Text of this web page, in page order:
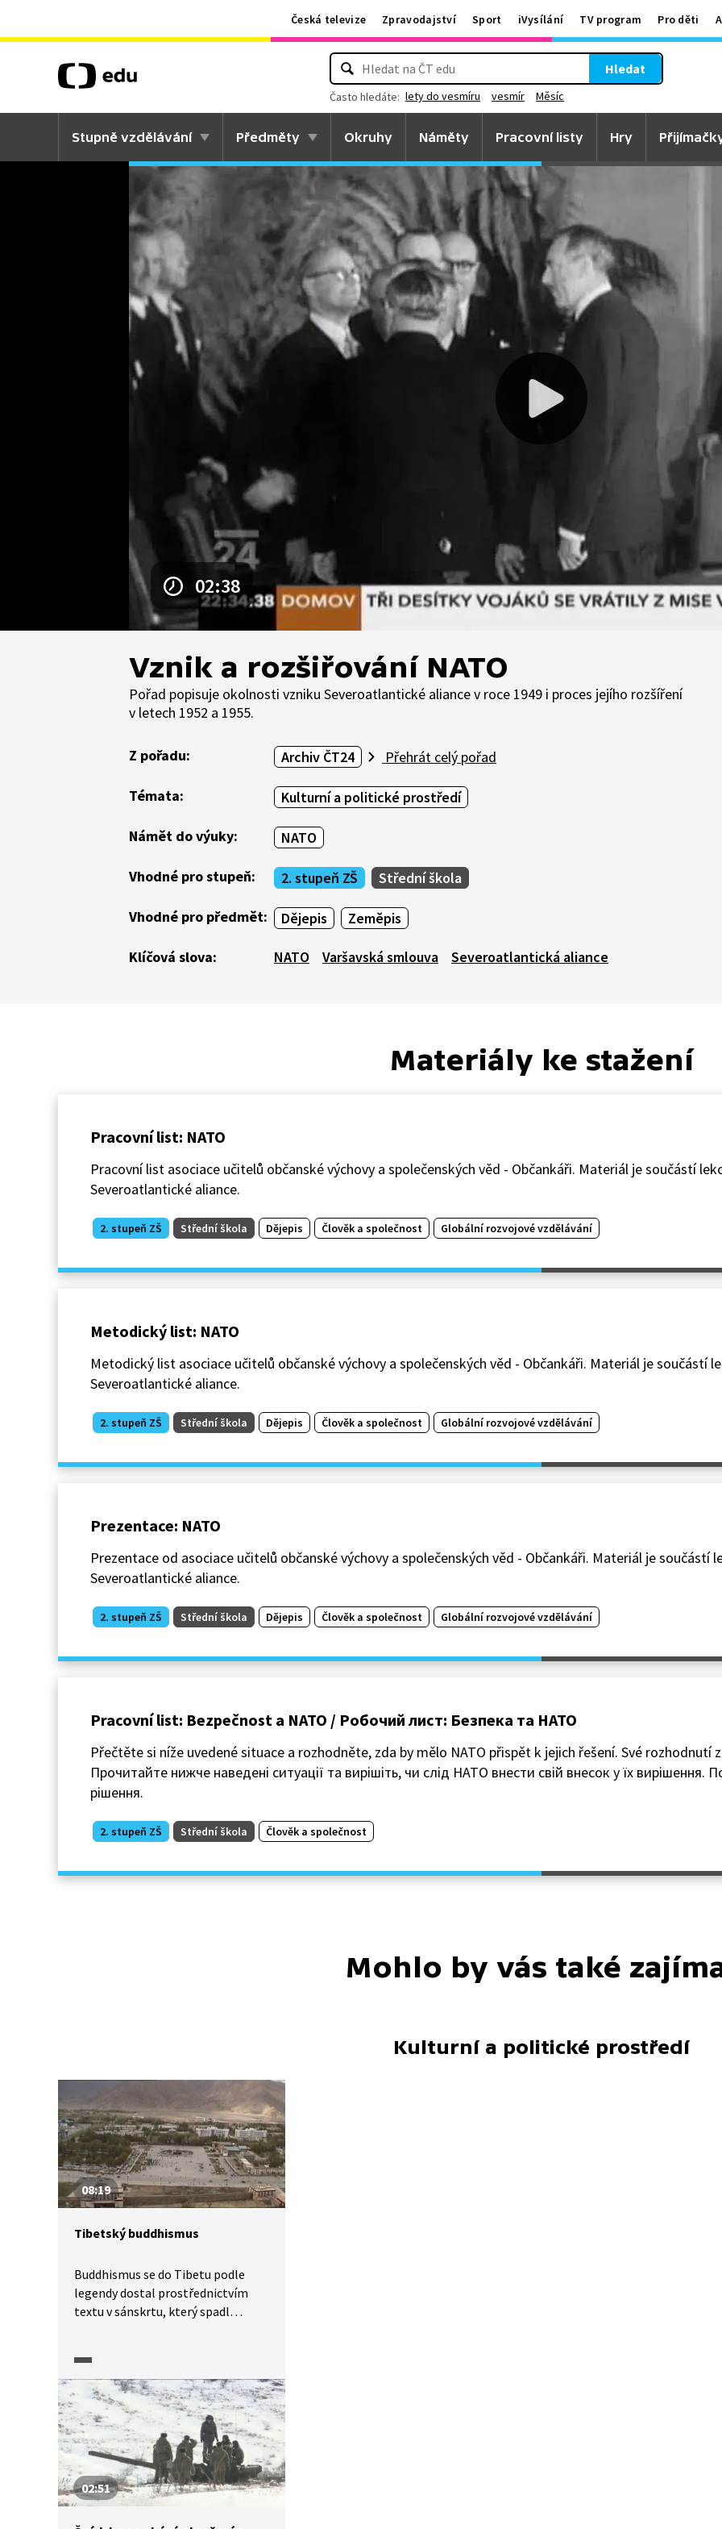
Česká televize Zpravodajství Sport iVysílání TV program Pro děti
Hledat
Často hledáte: lety do vesmíru vesmír Měsíc
Stupně vzdělávání Předměty Okruhy Náměty Pracovní listy Hry
02:38
Vznik a rozšiřování NATO
Pořad popisuje okolnosti vzniku Severoatlantické aliance v roce 1949 i proces jejího rozšíření
v letech 1952 a 1955.
Z pořadu: Archiv ČT24 Přehrát celý pořad
Témata: Kulturní a politické prostředí
Námět do výuky: NATO
Vhodné pro stupeň: 2. stupeň ZŠ Střední škola
Vhodné pro předmět: Dějepis Zeměpis
Klíčová slova: NATO Varšavská smlouva Severoatlantická aliance
Materiály ke stažení
Pracovní list: NATO
Pracovní list asociace učitelů občanské výchovy a společenských věd - Občankáři. Materiál je součástí
Severoatlantické aliance.
2. stupeň ZŠ Střední škola Dějepis Člověk a společnost Globální rozvojové vzdělávání
Metodický list: NATO
Metodický list asociace učitelů občanské výchovy a společenských věd - Občankáři. Materiál je součástí
Severoatlantické aliance.
2. stupeň ZŠ Střední škola Dějepis Člověk a společnost Globální rozvojové vzdělávání
Prezentace: NATO
Prezentace od asociace učitelů občanské výchovy a společenských věd - Občankáři. Materiál je součástí
Severoatlantické aliance.
2. stupeň ZŠ Střední škola Dějepis Člověk a společnost Globální rozvojové vzdělávání
Pracovní list: Bezpečnost a NATO / Робочий лист: Безпека та НАТО
Přečtěte si níže uvedené situace a rozhodněte, zda by mělo NATO přispět k jejich řešení. Své rozhodnutí
Прочитайте нижче наведені ситуації та вирішіть, чи слід НАТО внести свій внесок у їх вирішення.
рішення.
2. stupeň ZŠ Střední škola Člověk a společnost
Mohlo by vás také
Kulturní a politické prostředí
08:19
Tibetský buddhismus
Buddhismus se do Tibetu podle
legendy dostal prostřednictvím
textu v sánskrtu, který spadl
propagátoři; panovník Songcän
Gampo, známý jako 1. tibetský
buddhistický král, a další tibetský
král Thisong Decän. Postupně tu
vznikaly buddhistické kláštery
a školy. V Tibetu se buddhismus šířil
ve dvou vlnách. Nejvýznamnějším
představitelem buddhistické Školy
02:51